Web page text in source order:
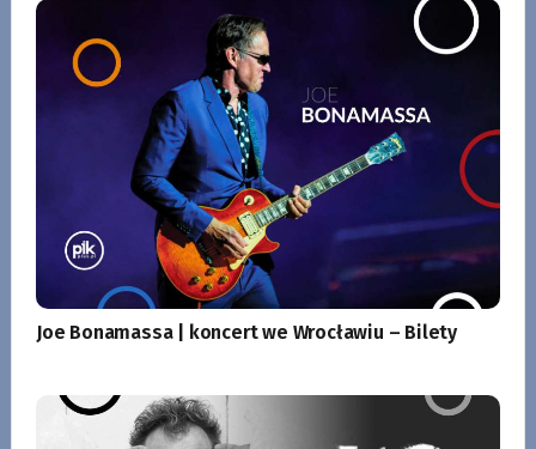
Joe Bonamassa | koncert we Wrocławiu – Bilety